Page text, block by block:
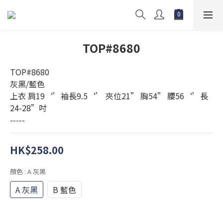
TOP#8680
TOP#8680
灰黑/藍色
上衣 肩19‘’袖長9.5‘’ 夾位21” 胸54” 腰56‘’長
24-28”吋
-----
HK$258.00
顏色 : A 灰黑
A 灰黑 B 藍色